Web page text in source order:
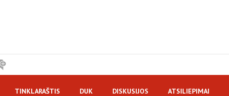
TINKLARAŠTIS DUK DISKUSIJOS ATSILIEPIMAI